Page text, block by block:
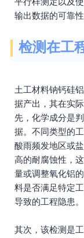
输出数据的可靠性
检测在工
土工材料钠钙硅
据产出，其在实
先，化学成分是
据。不同类型的
酸雨频发地区或
高的耐腐蚀性，
量或调整氧化铝
料是否满足特定
导致的工程隐患。
其次，该检测是